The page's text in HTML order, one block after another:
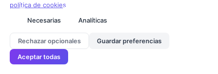
problemàtics.
He d'aplicar el nou preu als clients antics o
només als nous?
El més professional és aplicar-lo a tots, donant el
política de cookies
Necesarias
Analíticas
Rechazar opcionales Guardar preferencias
Aceptar todas
Tarifa Autónomo
Calcula tu tarifa gratis